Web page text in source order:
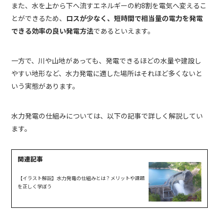
また、水を上から下へ流すエネルギーの約8割を電気へ変えるこ
とができるため、 ロスが少なく、短時間で相当量の電力を発電
できる効率の良い発電方法であるといえます。
一方で、川や山地があっても、発電できるほどの水量や建設し
やすい地形など、水力発電に適した場所はそれほど多くないと
いう実態があります。
水力発電の仕組みについては、以下の記事で詳しく解説してい
ます。
【イラスト解説】水力発電の仕組みとは？メリットや課題
を正しく学ぼう